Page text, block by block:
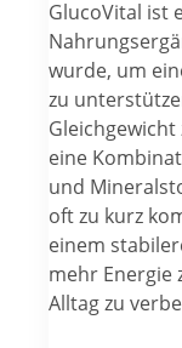
GlucoVital ist
wurde, um
zu
eine
und
oft zu kurz
einem
mehr Energie
Alltag zu